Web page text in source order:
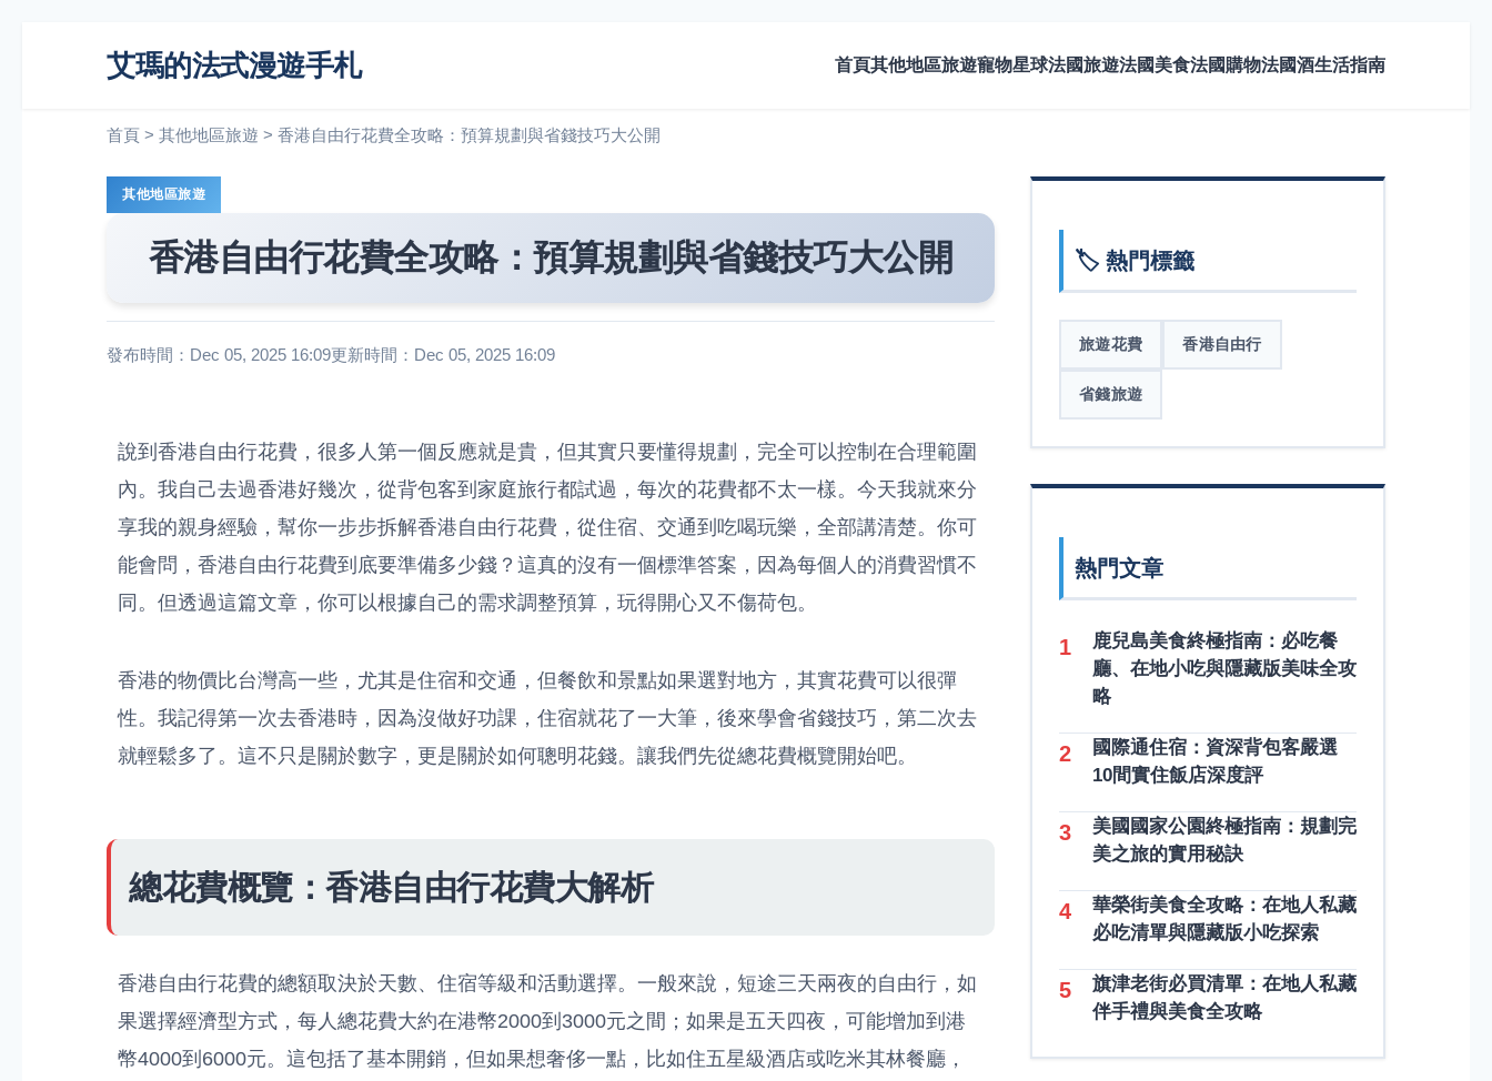
艾瑪的法式漫遊手札 首頁其他地區旅遊寵物星球法國旅遊法國美食法國購物法國酒生活指南
首頁 > 其他地區旅遊 > 香港自由行花費全攻略：預算規劃與省錢技巧大公開
其他地區旅遊
香港自由行花費全攻略：預算規劃與省錢技巧大公開
發布時間：Dec 05, 2025 16:09更新時間：Dec 05, 2025 16:09
說到香港自由行花費，很多人第一個反應就是貴，但其實只要懂得規劃，完全可以控制在合理範圍
內。我自己去過香港好幾次，從背包客到家庭旅行都試過，每次的花費都不太一樣。今天我就來分
享我的親身經驗，幫你一步步拆解香港自由行花費，從住宿、交通到吃喝玩樂，全部講清楚。你可
能會問，香港自由行花費到底要準備多少錢？這真的沒有一個標準答案，因為每個人的消費習慣不
同。但透過這篇文章，你可以根據自己的需求調整預算，玩得開心又不傷荷包。
香港的物價比台灣高一些，尤其是住宿和交通，但餐飲和景點如果選對地方，其實花費可以很彈
性。我記得第一次去香港時，因為沒做好功課，住宿就花了一大筆，後來學會省錢技巧，第二次去
就輕鬆多了。這不只是關於數字，更是關於如何聰明花錢。讓我們先從總花費概覽開始吧。
總花費概覽：香港自由行花費大解析
香港自由行花費的總額取決於天數、住宿等級和活動選擇。一般來說，短途三天兩夜的自由行，如
果選擇經濟型方式，每人總花費大約在港幣2000到3000元之間；如果是五天四夜，可能增加到港
幣4000到6000元。這包括了基本開銷，但如果想奢侈一點，比如住五星級酒店或吃米其林餐廳，
🏷️ 熱門標籤
旅遊花費 香港自由行
省錢旅遊
熱門文章
1
鹿兒島美食終極指南：必吃餐
廳、在地小吃與隱藏版美味全攻
略
2
國際通住宿：資深背包客嚴選
10間實住飯店深度評
3
美國國家公園終極指南：規劃完
美之旅的實用秘訣
4
華榮街美食全攻略：在地人私藏
必吃清單與隱藏版小吃探索
5
旗津老街必買清單：在地人私藏
伴手禮與美食全攻略